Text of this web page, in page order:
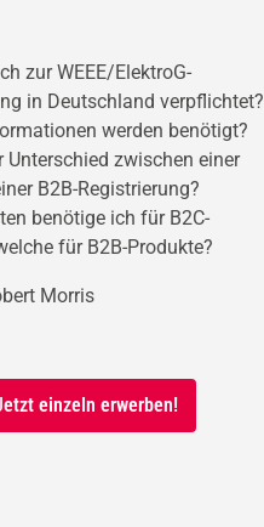
zur WEEE/ElektroG-
in Deutschland verpflichtet?
werden benötigt?
Unterschied zwischen einer
B2B-Registrierung?
benötige ich für B2C-
für B2B-Produkte?
Morris
einzeln erwerben!